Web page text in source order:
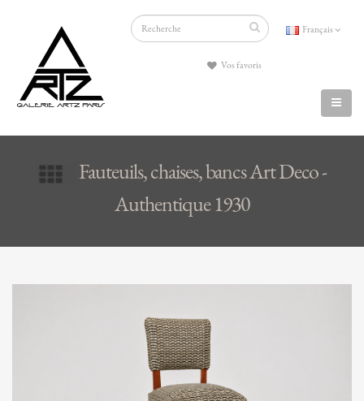
Français
Vos favoris
Fauteuils, chaises, bancs Art Deco -
Authentique 1930